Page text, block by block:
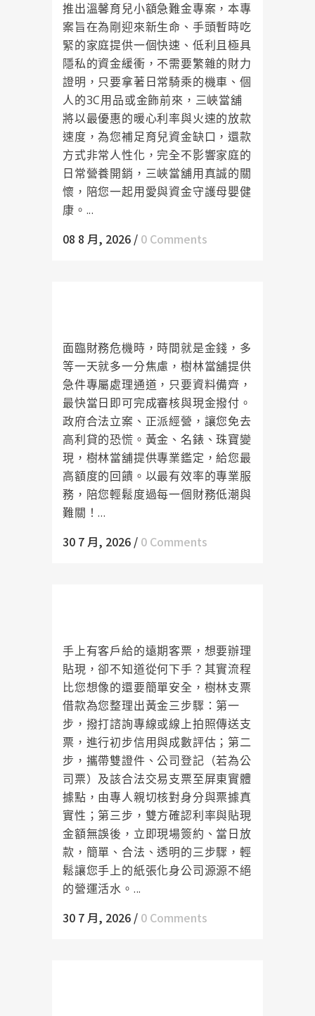
推出溫馨育兒小額急難金專案，本專
案旨在為剛迎來新生命、手頭暫時吃
緊的家庭提供一個快速、低利且極具
隱私的資金緩衝，不需要繁雜的財力
證明，只要拿著日常騎乘的機車、個
人的3C用品或金飾前來，三峽當舖
將以最優惠的暖心利率與火速的放款
速度，為您補足育兒資金缺口，還款
方式非常人性化，完全不影響家庭的
日常營養開銷，三峽當舖用真誠的關
懷，陪您一起用愛與資金守護母嬰健
康。...
08 8 月, 2026 / 0 Comments
面臨財務危機時，時間就是金錢，多
等一天就多一分焦慮，樹林當舖提供
急件專屬處理通道，只要資料備齊，
最快當日即可完成審核與現金撥付。
政府合法立案、正派經營，讓您免去
高利貸的恐慌。黃金、名錶、珠寶變
現，樹林當舖提供專業鑑定，給您最
高額度的回饋。以最有效率的專業服
務，陪您輕鬆度過每一個財務低潮與
難關！...
30 7 月, 2026 / 0 Comments
手上有客戶給的遠期客票，想要辦理
貼現，卻不知道從何下手？其實流程
比您想像的還要簡單安全，樹林支票
借款為您整理出黃金三步驟：第一
步，撥打諮詢專線或線上拍照傳送支
票，進行初步信用與成數評估；第二
步，攜帶雙證件、公司登記（若為公
司票）及該合法交易支票至屏東實體
據點，由專人親切核對身分與票據真
實性；第三步，雙方確認利率與貼現
金額無誤後，立即現場簽約、當日放
款，簡單、合法、透明的三步驟，輕
鬆讓您手上的紙張化身公司源源不絕
的營運活水。...
30 7 月, 2026 / 0 Comments